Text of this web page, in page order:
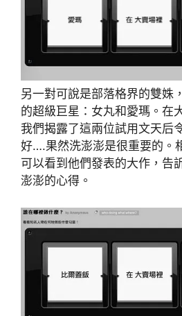
另一對可說是部落格界的雙姝
的超級巨星：女丸和愛瑪。在
我們揭露了這兩位試用文天后
好….果然洗澎澎是很重要的。
可以看到他們發表的大作，告
澎澎的心得。